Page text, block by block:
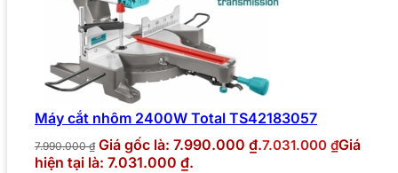
Máy cắt nhôm 2400W Total TS42183057
7.990.000₫ Giá gốc là: 7.990.000 ₫.7.031.000 ₫Giá
hiện tại là: 7.031.000 ₫.